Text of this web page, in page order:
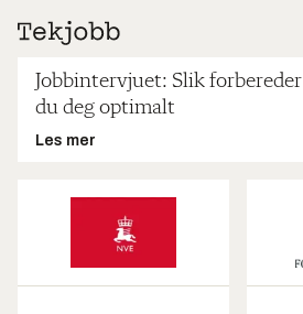
Jobbintervjuet: Slik forbereder
du deg optimalt
Les mer